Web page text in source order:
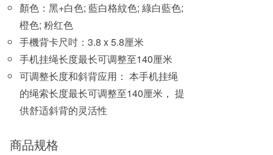
顏色：黑+白色; 藍白格紋色; 綠白藍色;
橙色; 粉红色
手機背卡尺吋：3.8 x 5.8厘米
手机挂绳长度最长可调整至140厘米
可调整长度和斜背应用： 本手机挂绳
的绳索长度最长可调整至140厘米， 提
供舒适斜背的灵活性
商品规格